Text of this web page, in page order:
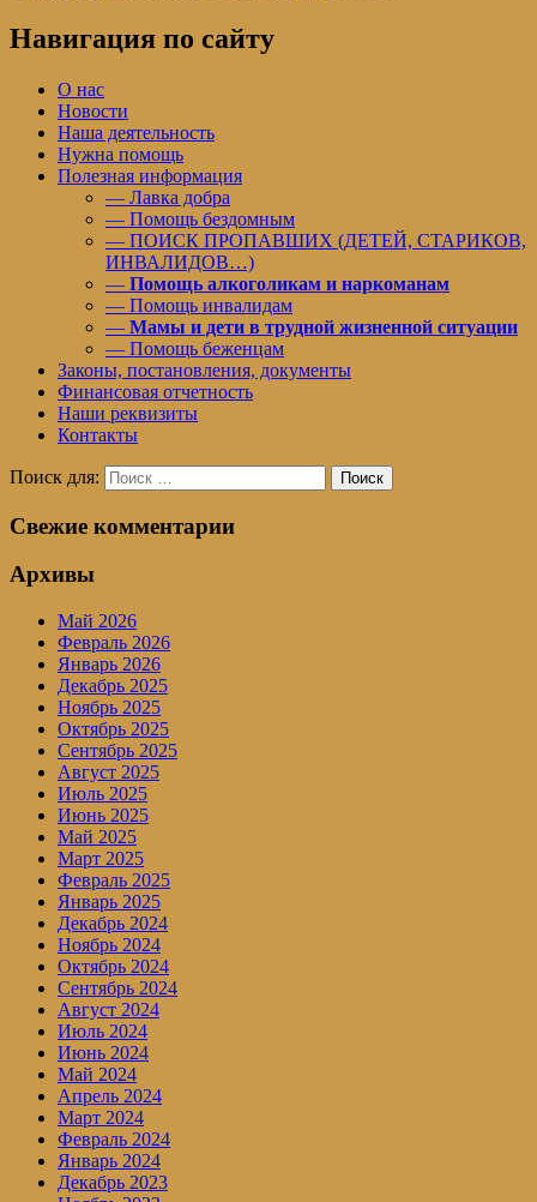
Навигация по сайту
О нас
Новости
Наша деятельность
Нужна помощь
Полезная информация
— Лавка добра
— Помощь бездомным
— ПОИСК ПРОПАВШИХ (ДЕТЕЙ, СТАРИКОВ,
ИНВАЛИДОВ…)
— Помощь алкоголикам и наркоманам
— Помощь инвалидам
— Мамы и дети в трудной жизненной ситуации
— Помощь беженцам
Законы, постановления, документы
Финансовая отчетность
Наши реквизиты
Контакты
Поиск для: Поиск
Свежие комментарии
Архивы
Май 2026
Февраль 2026
Январь 2026
Декабрь 2025
Ноябрь 2025
Октябрь 2025
Сентябрь 2025
Август 2025
Июль 2025
Июнь 2025
Май 2025
Март 2025
Февраль 2025
Январь 2025
Декабрь 2024
Ноябрь 2024
Октябрь 2024
Сентябрь 2024
Август 2024
Июль 2024
Июнь 2024
Май 2024
Апрель 2024
Март 2024
Февраль 2024
Январь 2024
Декабрь 2023